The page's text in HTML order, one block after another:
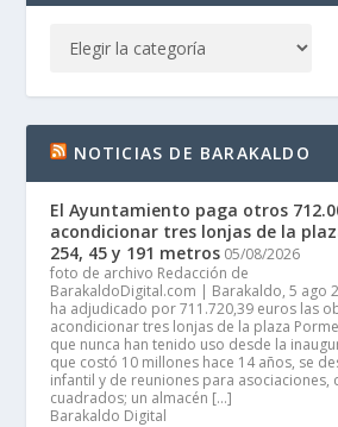
NOTICIAS DE BARAKALDO
El Ayuntamiento paga otros
acondicionar tres lonjas de la
254, 45 y 191 metros 05/08/2026
foto de archivo Redacción de
BarakaldoDigital.com | Barakaldo, 5 ago
ha adjudicado por 711.720,39 euros las
acondicionar tres lonjas de la plaza
que nunca han tenido uso desde la
que costó 10 millones hace 14 años, se
infantil y de reuniones para asociaciones,
cuadrados; un almacén […]
Barakaldo Digital